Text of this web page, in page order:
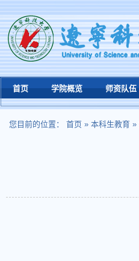
首页 学院概览 师资队伍
您目前的位置： 首页 » 本科生教育 »